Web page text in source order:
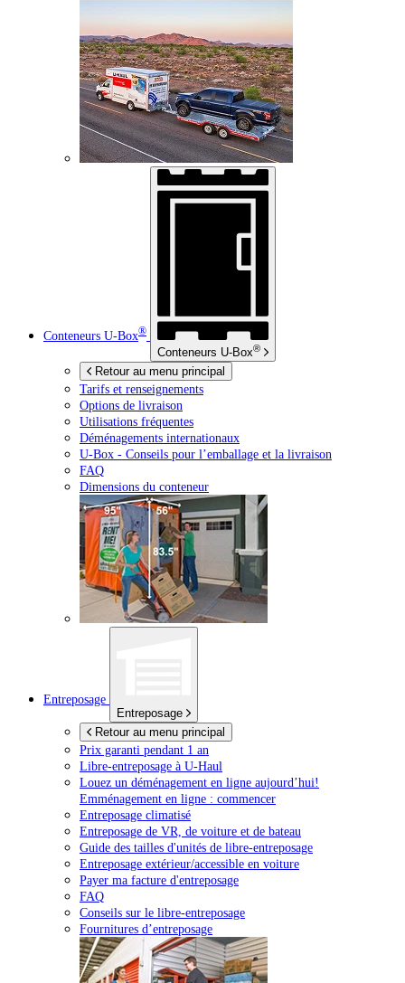
Conteneurs U-Box®
Conteneurs U-Box®
Retour au menu principal
Tarifs et renseignements
Options de livraison
Utilisations fréquentes
Déménagements internationaux
U-Box - Conseils pour l’emballage et la livraison
FAQ
Dimensions du conteneur
Entreposage
Entreposage
Retour au menu principal
Prix garanti pendant 1 an
Libre-entreposage à U-Haul
Louez un déménagement en ligne aujourd’hui!
Emménagement en ligne : commencer
Entreposage climatisé
Entreposage de VR, de voiture et de bateau
Guide des tailles d'unités de libre-entreposage
Entreposage extérieur/accessible en voiture
Payer ma facture d'entreposage
FAQ
Conseils sur le libre-entreposage
Fournitures d’entreposage